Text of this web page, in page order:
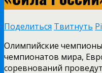
Поделиться Твитнуть
Олимпийские
чемпионатов мира,
соревнований